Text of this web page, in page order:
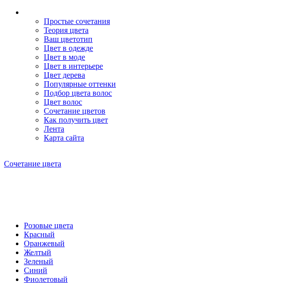
Простые сочетания
Теория цвета
Ваш цветотип
Цвет в одежде
Цвет в моде
Цвет в интерьере
Цвет дерева
Популярные оттенки
Подбор цвета волос
Цвет волос
Сочетание цветов
Как получить цвет
Лента
Карта сайта
Сочетание цвета
Розовые цвета
Красный
Оранжевый
Желтый
Зеленый
Синий
Фиолетовый